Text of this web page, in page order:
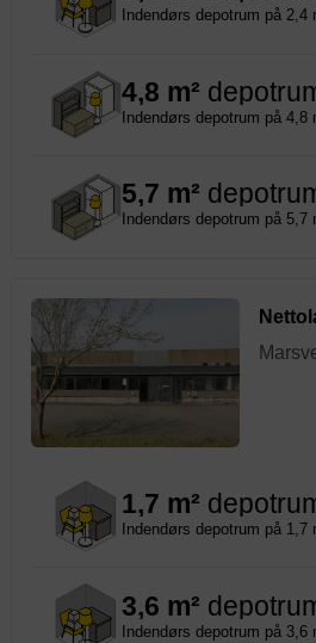
Indendørs depotrum på 2,4
4,8 m²
Indendørs depotrum på 4,8
5,7 m²
Indendørs depotrum på 5,7
1,7 m²
Indendørs depotrum på 1,7
3,6 m²
Indendørs depotrum på 3,6